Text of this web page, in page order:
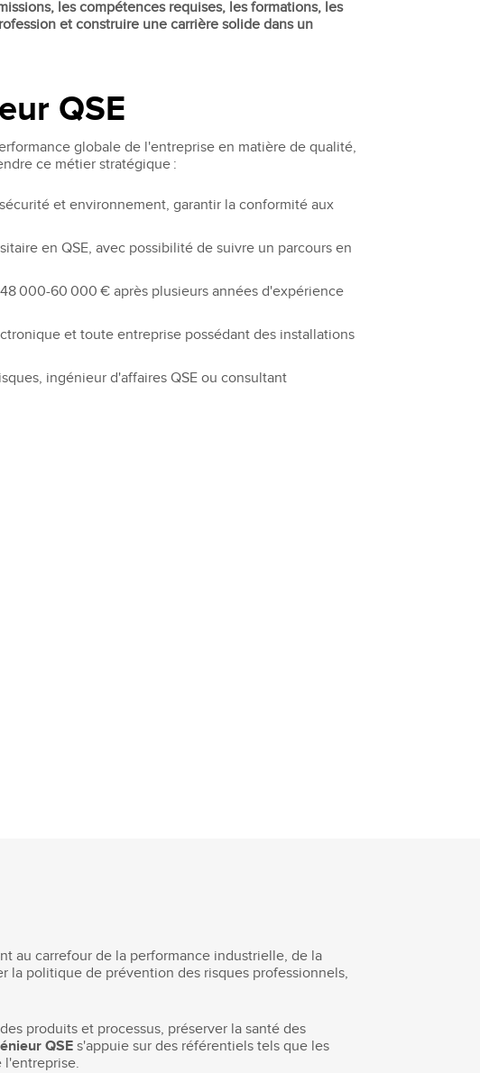
les compétences requises, les formations, les
et construire une carrière solide dans un
QSE
globale de l'entreprise en matière de qualité,
ce métier stratégique :
et environnement, garantir la conformité aux
en QSE, avec possibilité de suivre un parcours en
000-60 000 € après plusieurs années d'expérience
et toute entreprise possédant des installations
ingénieur d'affaires QSE ou consultant
au carrefour de la performance industrielle, de la
la politique de prévention des risques professionnels,
produits et processus, préserver la santé des
QSE s'appuie sur des référentiels tels que les
l'entreprise.